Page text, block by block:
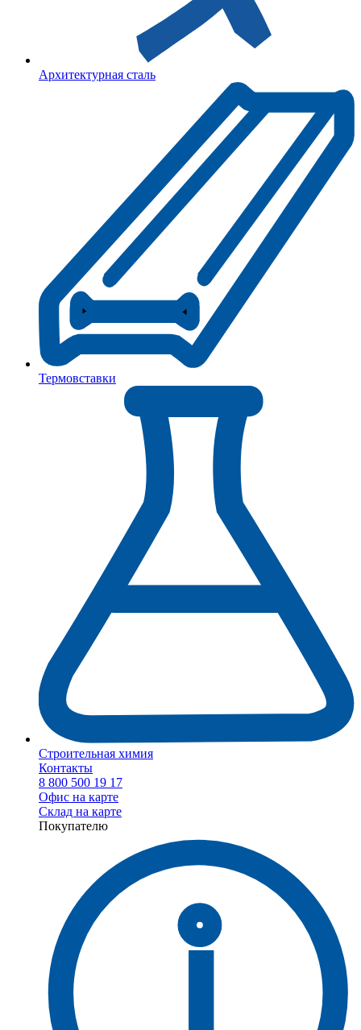
Архитектурная сталь
Термовставки
Строительная химия
Контакты
8 800 500 19 17
Офис на карте
Склад на карте
Покупателю